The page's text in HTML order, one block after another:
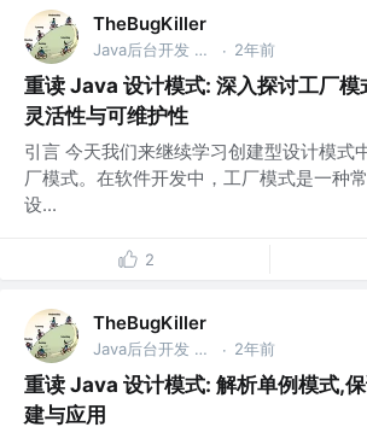
TheBugKiller
Java后台开发 @美团 · 2年前
重读 Java 设计模式: 深入探讨工厂模
灵活性与可维护性
引言 今天我们来继续学习创建型设计模式
厂模式。在软件开发中，工厂模式是一种
设...
2
TheBugKiller
Java后台开发 @美团 · 2年前
重读 Java 设计模式: 解析单例模式,
建与应用